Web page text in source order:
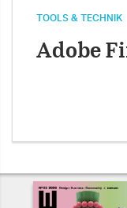
TOOLS & TECHNIK
Adobe